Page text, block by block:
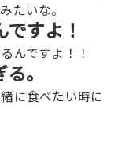
たいな。
すよ！
んですよ！！
。
に食べたい時に